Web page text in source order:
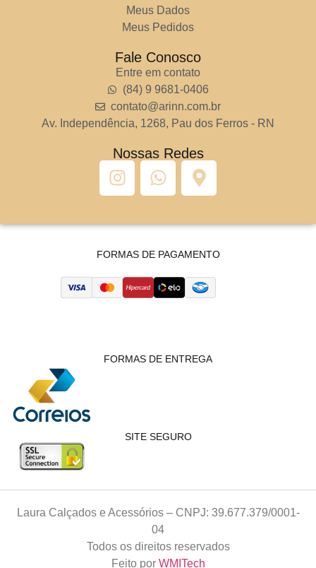
Meus Dados
Meus Pedidos
Fale Conosco
Entre em contato
(84) 9 9681-0406
contato@arinn.com.br
Av. Independência, 1268, Pau dos Ferros - RN
Nossas Redes
FORMAS DE PAGAMENTO
FORMAS DE ENTREGA
SITE SEGURO
Laura Calçados e Acessórios – CNPJ: 39.677.379/0001-
04
Todos os direitos reservados
Feito por WMITech